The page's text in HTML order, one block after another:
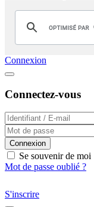
Connexion
Connectez-vous
Connexion
Se souvenir de moi
Mot de passe oublié ?
S'inscrire